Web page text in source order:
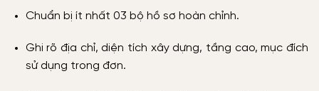
Chuẩn bị ít nhất 03 bộ hồ sơ hoàn chỉnh.
Ghi rõ địa chỉ, diện tích xây dựng, tầng cao, mục đích
sử dụng trong đơn.